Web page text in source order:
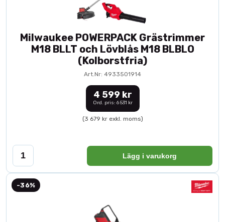
Milwaukee POWERPACK Grästrimmer
M18 BLLT och Lövblås M18 BLBLO
(Kolborstfria)
Art.Nr: 4933501914
4 599 kr
Ord. pris: 6 531 kr
(3 679 kr exkl. moms)
Lägg i varukorg
-36%